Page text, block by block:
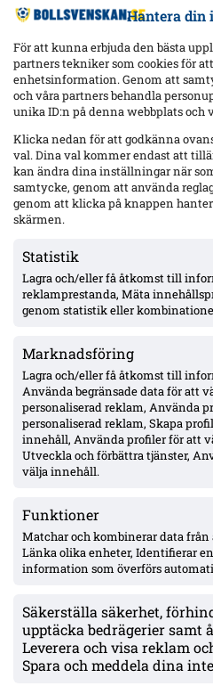
Hantera din
För att kunna erbjuda den bästa
partners tekniker som cookies för
enhetsinformation. Genom att
och våra partners behandla
unika ID:n på denna webbplats och
Klicka nedan för att godkänna
val. Dina val kommer endast att
kan ändra dina inställningar när
samtycke, genom att använda
genom att klicka på knappen
skärmen.
Statistik
Lagra och/eller få åtkomst till
reklamprestanda, Mäta
genom statistik eller
Marknadsföring
Lagra och/eller få åtkomst till
Använda begränsade data för att
personaliserad reklam, Använda
personaliserad reklam, Skapa
innehåll, Använda profiler för att
Utveckla och förbättra tjänster,
välja innehåll.
Funktioner
Matchar och kombinerar data från
Länka olika enheter, Identifierar
information som överförs
Säkerställa säkerhet,
upptäcka bedrägerier samt
Leverera och visa reklam
Spara och meddela dina
Mjällby – inhopp i 84:e
17-årige Theodor
VSK: Jonathan Rings
Lushaku osäker,
MFF:s vänsterback:
John skadad, Busanello
Pålsson in bredvid
Julius Beck öppen för
option, Sturm Graz-
ÖVERSIKT
Nyheter & Reportage
Spelarbetyg
KONTAKT
kontakt@bollsvenskan.se
redaktionen@bollsvenskan.se
jobb@bollsvenskan.se